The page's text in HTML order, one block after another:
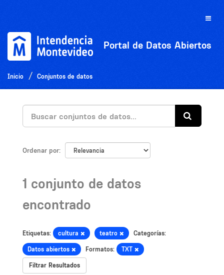
Toggle
Portal de Datos Abiertos
Inicio Conjuntos de datos
Ordenar por
1 conjunto de datos
encontrado
Etiquetas: cultura teatro Categorías:
Datos abiertos Formatos: TXT
Filtrar Resultados